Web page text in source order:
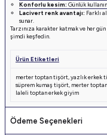
Konforlu kesim: Günlük
Lacivert renk avantajı: Farklı
sunar.
Tarzınıza karakter katmak ve her
şimdi keşfedin.
Ürün Etiketleri
merter toptan tişört yazlık erkek
süprem kumaş tişört merter
laleli toptan erkek giyim
Ödeme Seçenekleri